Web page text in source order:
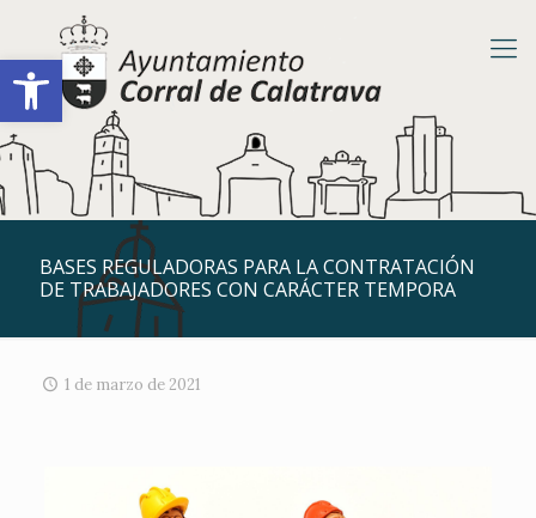
Abrir barra de herramientas
BASES REGULADORAS PARA LA CONTRATACIÓN
DE TRABAJADORES CON CARÁCTER TEMPORA
1 de marzo de 2021